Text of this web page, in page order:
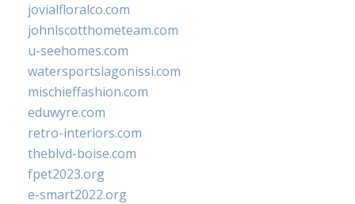
jovialfloralco.com
johnlscotthometeam.com
u-seehomes.com
watersportslagonissi.com
mischieffashion.com
eduwyre.com
retro-interiors.com
theblvd-boise.com
fpet2023.org
e-smart2022.org